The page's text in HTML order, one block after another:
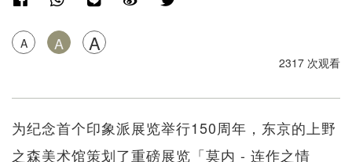
A A A
2317 次观看
为纪念首个印象派展览举行150周年，东京的上野
之森美术馆策划了重磅展览「莫内 - 连作之情